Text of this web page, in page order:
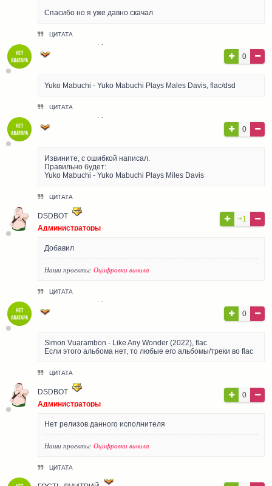
Спасибо но я уже давно скачал
ЦИТАТА
0
Yuko Mabuchi - Yuko Mabuchi Plays Males Davis, flac/dsd
ЦИТАТА
0
Извините, с ошибкой написал.
Правильно будет:
Yuko Mabuchi - Yuko Mabuchi Plays Miles Davis
ЦИТАТА
DSDBOT
Администраторы
+1
Добавил
Наши проекты: Оцифровки винила
ЦИТАТА
0
Simon Vuarambon - Like Any Wonder (2022), flac
Если этого альбома нет, то любые его альбомы/треки во flac
ЦИТАТА
DSDBOT
Администраторы
0
Нет релизов данного исполнителя
Наши проекты: Оцифровки винила
ЦИТАТА